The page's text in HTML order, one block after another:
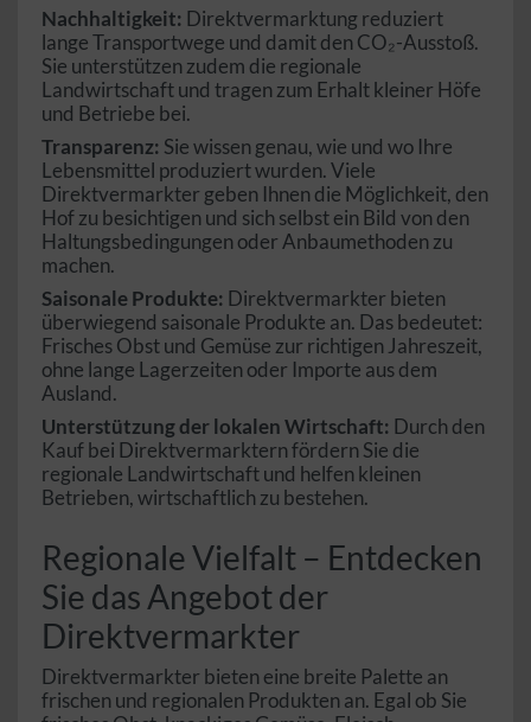
Nachhaltigkeit: Direktvermarktung reduziert
lange Transportwege und damit den CO₂-Ausstoß.
Sie unterstützen zudem die regionale
Landwirtschaft und tragen zum Erhalt kleiner Höfe
und Betriebe bei.
Transparenz: Sie wissen genau, wie und wo Ihre
Lebensmittel produziert wurden. Viele
Direktvermarkter geben Ihnen die Möglichkeit, den
Hof zu besichtigen und sich selbst ein Bild von den
Haltungsbedingungen oder Anbaumethoden zu
machen.
Saisonale Produkte: Direktvermarkter bieten
überwiegend saisonale Produkte an. Das bedeutet:
Frisches Obst und Gemüse zur richtigen Jahreszeit,
ohne lange Lagerzeiten oder Importe aus dem
Ausland.
Unterstützung der lokalen Wirtschaft: Durch den
Kauf bei Direktvermarktern fördern Sie die
regionale Landwirtschaft und helfen kleinen
Betrieben, wirtschaftlich zu bestehen.
Regionale Vielfalt – Entdecken
Sie das Angebot der
Direktvermarkter
Direktvermarkter bieten eine breite Palette an
frischen und regionalen Produkten an. Egal ob Sie